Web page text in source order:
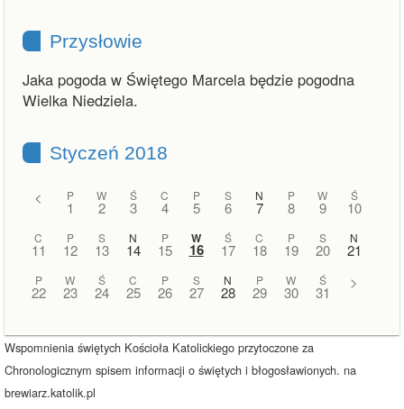
Przysłowie
Jaka pogoda w Świętego Marcela będzie pogodna
Wielka Niedziela.
Styczeń 2018
< P
1
W
2
Ś
3
C
4
P
5
S
6
N
7
P
8
W
9
Ś
10
C
11
P
12
S
13
N
14
P
15
W
16
Ś
17
C
18
P
19
S
20
N
21
P
22
W
23
Ś
24
C
25
P
26
S
27
N
28
P
29
W
30
Ś
31
>
Wspomnienia świętych Kościoła Katolickiego przytoczone za
Chronologicznym spisem informacji o świętych i błogosławionych. na
brewiarz.katolik.pl